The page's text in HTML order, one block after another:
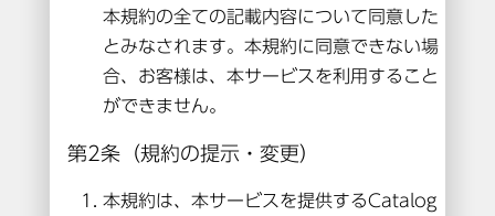
本コンテンツは閲覧できません。